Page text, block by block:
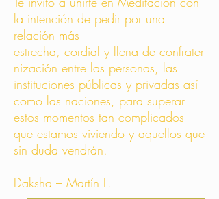
la intención de pedir por una
relación más
estrecha, cordial y llena de confrater
nización entre las personas, las
instituciones públicas y privadas así
como las naciones, para superar
estos momentos tan complicados
que estamos viviendo y aquellos que
sin duda vendrán.
Daksha – Martín L.